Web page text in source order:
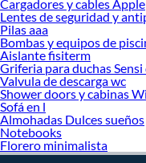
Los columpios colgantes tipo
especialmente en espacios más
fácilmente en estructuras tipo
permite. Son perfectos para
toque decorativo audaz en la
En Sodimac, puedes elegir tu
incluso por estilo decorativo:
opciones que se adaptan tanto
urbanos.
Cargadores y cables Apple
Lentes de seguridad y
Pilas aaa
Bombas y equipos de
Aislante fisiterm
Griferia para duchas Sensi
Valvula de descarga wc
Shower doors y cabinas
Sofá en l
Almohadas Dulces sueños
Notebooks
Florero minimalista